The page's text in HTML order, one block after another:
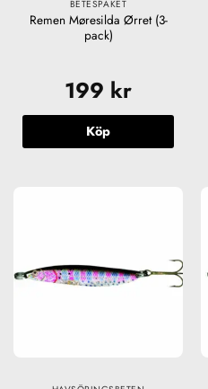
BETESPAKET
Remen Møresilda Ørret (3-
pack)
199 kr
Köp